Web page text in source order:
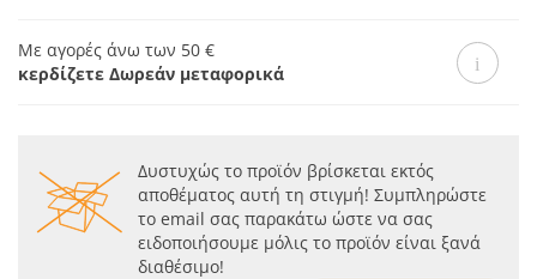
Με αγορές άνω των 50 €
κερδίζετε Δωρεάν μεταφορικά
Δυστυχώς το προϊόν βρίσκεται εκτός
αποθέματος αυτή τη στιγμή! Συμπληρώστε
το email σας παρακάτω ώστε να σας
ειδοποιήσουμε μόλις το προϊόν είναι ξανά
διαθέσιμο!